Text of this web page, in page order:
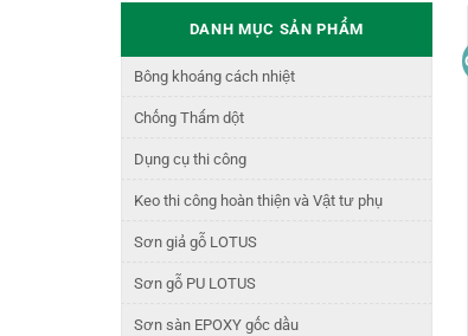
DANH MỤC SẢN PHẨM
Bông khoáng cách nhiệt
Chống Thấm dột
Dụng cụ thi công
Keo thi công hoàn thiện và Vật tư phụ
Sơn giả gỗ LOTUS
Sơn gỗ PU LOTUS
Sơn sàn EPOXY gốc dầu